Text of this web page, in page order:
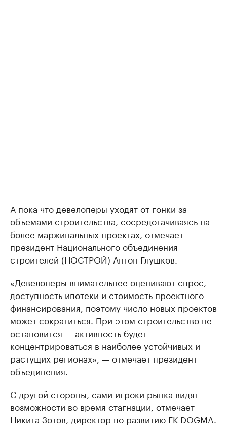
А пока что девелоперы уходят от гонки за
объемами строительства, сосредотачиваясь на
более маржинальных проектах, отмечает
президент Национального объединения
строителей (НОСТРОЙ) Антон Глушков.
«Девелоперы внимательнее оценивают спрос,
доступность ипотеки и стоимость проектного
финансирования, поэтому число новых проектов
может сократиться. При этом строительство не
остановится — активность будет
концентрироваться в наиболее устойчивых и
растущих регионах», — отмечает президент
объединения.
С другой стороны, сами игроки рынка видят
возможности во время стагнации, отмечает
Никита Зотов, директор по развитию ГК DOGMA.